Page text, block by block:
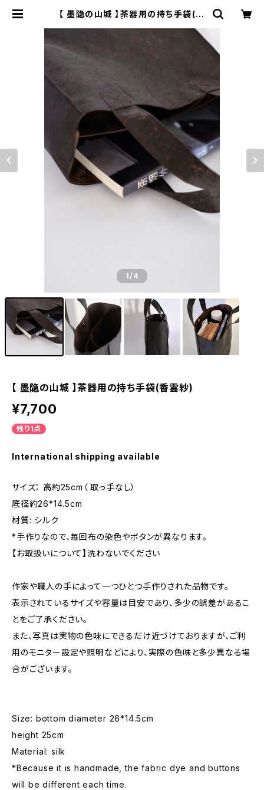
【 墨隐の山城 】茶器用の持ち手袋(香
1/4
【 墨隐の山城 】茶器用の持ち手袋(香雲紗)
¥7,700
残り1点
International shipping available
サイズ： 高約25cm（ 取っ手なし）
底径約26*14.5cm
材質: シルク
*手作りなので、毎回布の染色やボタンが異なります。
【お取扱いについて】洗わないでください
作家や職人の手によって一つひとつ手作りされた品物です。
表示されているサイズや容量は目安であり、多少の誤差があるこ
とをご了承ください。
また、写真は実物の色味にできるだけ近づけておりますが、ご利
用のモニター設定や照明などにより、実際の色味と多少異なる場
合がございます。
Size: bottom diameter 26*14.5cm
height 25cm
Material: silk
*Because it is handmade, the fabric dye and buttons
will be different each time.